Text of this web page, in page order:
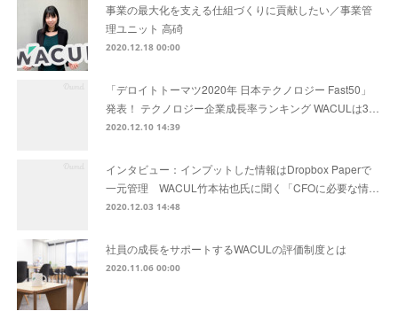
事業の最大化を支える仕組づくりに貢献したい／事業管
理ユニット 高碕
2020.12.18 00:00
「デロイトトーマツ2020年 日本テクノロジー Fast50」
発表！ テクノロジー企業成長率ランキング WACULは3…
2020.12.10 14:39
インタビュー：インプットした情報はDropbox Paperで
一元管理 WACUL竹本祐也氏に聞く「CFOに必要な情…
2020.12.03 14:48
社員の成長をサポートするWACULの評価制度とは
2020.11.06 00:00